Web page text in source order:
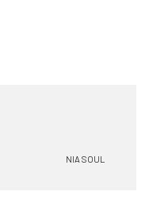
NIA SOUL